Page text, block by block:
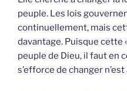
peuple. Les lois
continuellement, mais
davantage. Puisque cette
peuple de Dieu, il faut en
s’efforce de changer